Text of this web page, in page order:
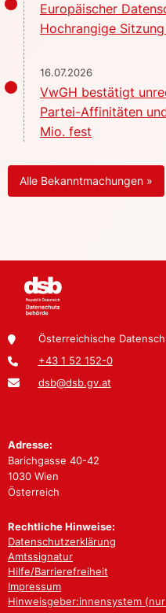
Europäischer
Hochrangige
16.07.2026
VwGH bestätigt
Partei-Affinitäten
Mio. fest
Alle Bekanntmachungen »
Österreichische
+43 1 52 152-0
dsb@dsb.gv.at
Adresse:
Barichgasse 40-42
1030 Wien
Österreich
Rechtliche Hinweise:
Datenschutzerklärung
Amtssignatur
Hilfe/Barrierefreiheit
Impressum
Hinweisgeber:innensystem